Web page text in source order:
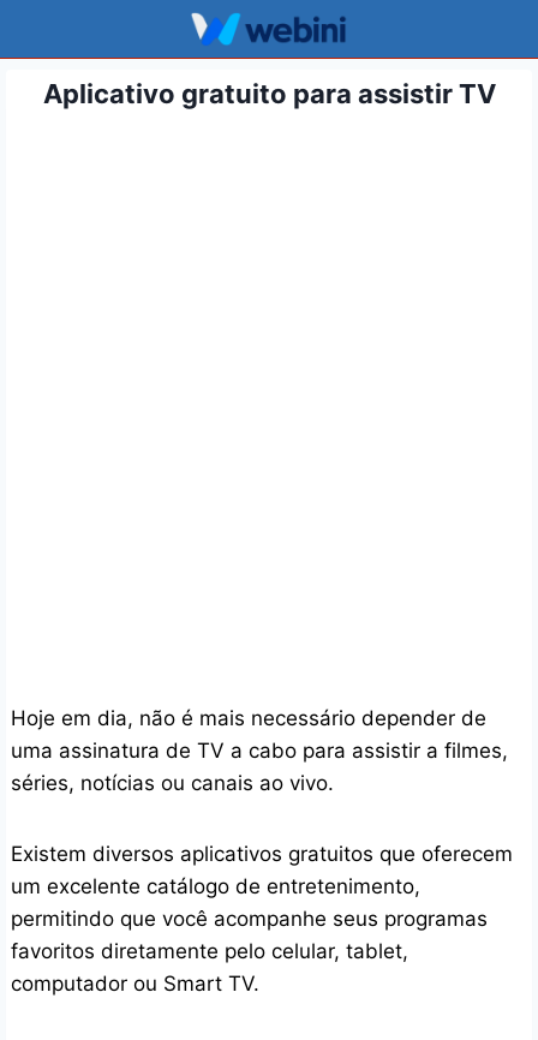
Conteúdo
Aplicativo gratuito para assistir TV
Hoje em dia, não é mais necessário depender de
uma assinatura de TV a cabo para assistir a filmes,
séries, notícias ou canais ao vivo.
Existem diversos aplicativos gratuitos que oferecem
um excelente catálogo de entretenimento,
permitindo que você acompanhe seus programas
favoritos diretamente pelo celular, tablet,
computador ou Smart TV.